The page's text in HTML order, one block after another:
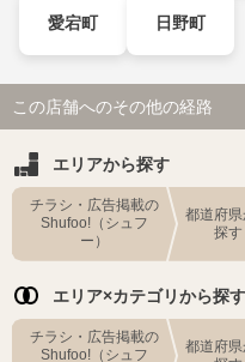
愛宕町 日野町
この店舗へのその他の経路
エリアから探す
チラシ・広告掲載の
Shufoo!（シュフ
ー）
都道府県
探す
エリア×カテゴリから探す
チラシ・広告掲載の
Shufoo!（シュフ
都道府県